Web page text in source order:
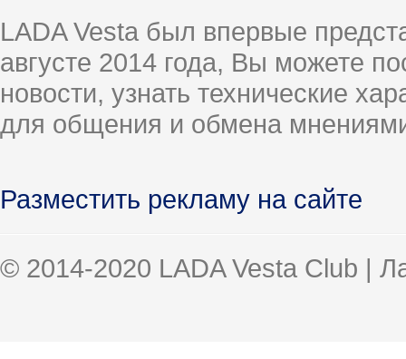
LADA Vesta был впервые
августе 2014 года, Вы можете
новости, узнать технические
для общения и обмена
Разместить рекламу на сайте
© 2014-2020 LADA Vesta Club |